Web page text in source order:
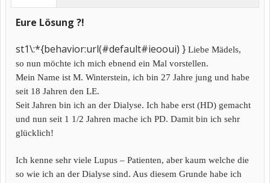
Eure Lösung ?!
st1\:*{behavior:url(#default#ieooui) } Liebe Mädels,
so nun möchte ich mich ebnend ein Mal vorstellen.
Mein Name ist M. Winterstein, ich bin 27 Jahre jung und habe
seit 18 Jahren den LE.
Seit Jahren bin ich an der Dialyse. Ich habe erst (HD) gemacht
und nun seit 1 1/2 Jahren mache ich PD. Damit bin ich sehr
glücklich!
Ich kenne sehr viele Lupus – Patienten, aber kaum welche die
so wie ich an der Dialyse sind. Aus diesem Grunde habe ich